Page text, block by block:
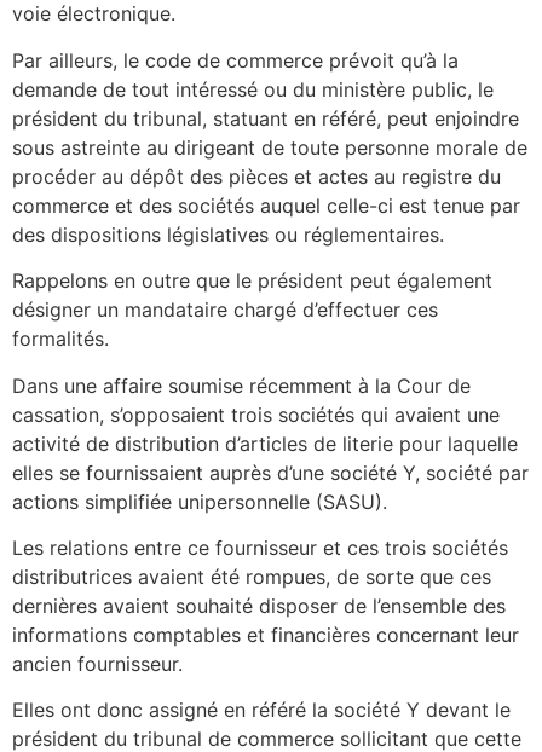
voie électronique.
Par ailleurs, le code de commerce prévoit qu’à la
demande de tout intéressé ou du ministère public, le
président du tribunal, statuant en référé, peut enjoindre
sous astreinte au dirigeant de toute personne morale de
procéder au dépôt des pièces et actes au registre du
commerce et des sociétés auquel celle-ci est tenue par
des dispositions législatives ou réglementaires.
Rappelons en outre que le président peut également
désigner un mandataire chargé d’effectuer ces
formalités.
Dans une affaire soumise récemment à la Cour de
cassation, s’opposaient trois sociétés qui avaient une
activité de distribution d’articles de literie pour laquelle
elles se fournissaient auprès d’une société Y, société par
actions simplifiée unipersonnelle (SASU).
Les relations entre ce fournisseur et ces trois sociétés
distributrices avaient été rompues, de sorte que ces
dernières avaient souhaité disposer de l’ensemble des
informations comptables et financières concernant leur
ancien fournisseur.
Elles ont donc assigné en référé la société Y devant le
président du tribunal de commerce sollicitant que cette